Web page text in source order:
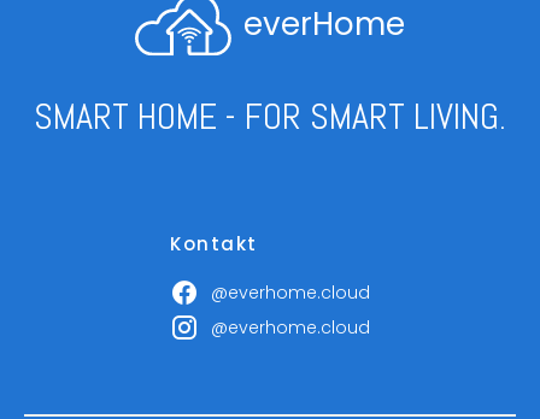
everHome
SMART HOME - FOR SMART LIVING.
Kontakt
@everhome.cloud
@everhome.cloud